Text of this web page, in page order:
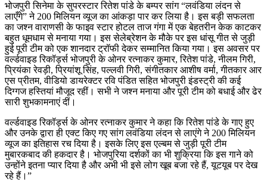
भोजपुरी सिनेमा के सुपरस्टार रितेश पांडे के बम्पर सांग “लवंडिया लंदन से
लाएँगे” ने 200 मिलियन व्यूज का आंकड़ा पार कर लिया है। इस बड़ी सफलता
का जश्न वाराणसी के फाइव स्टार होटल ताज गंगा में एक बेहतरीन केक काटकर
बहुत धूमधाम से मनाया गया। इस सेलेब्रेशन के मौके पर इस धांसू गीत से जुड़ी
हुई पूरी टीम को एक शानदार ट्रॉफी देकर सम्मानित किया गया। इस अवसर पर
वर्ल्डवाइड रिकॉर्ड्स भोजपुरी के ओनर रत्नाकर कुमार, रितेश पांडे, नीलम गिरी,
प्रियंका रेवड़ी, प्रियांशू सिंह, पल्लवी गिरी, संगीतकार आशीष वर्मा, गीतकार आर
एस प्रीतम, वीडियो डायरेक्टर रवि पंडित सहित भोजपुरी इंडस्ट्री की कई
दिग्गज हस्तियां मौजूद रहीं। सभी ने जश्न मनाया और पूरी टीम को बधाई और ढेर
सारी शुभकामनाएं दीं।
वर्ल्डवाइड रिकॉर्ड्स के ओनर रत्नाकर कुमार ने कहा कि रितेश पांडे के गाए हुए
और उनके द्वारा ही एक्ट किए गए सांग लवंडिया लंदन से लाएंगे ने 200 मिलियन
व्यूज का इतिहास रच दिया है। इसके लिए इस एल्बम से जुड़ी पूरी टीम
मुबारकबाद की हकदार है। भोजपुरिया दर्शकों का भी शुक्रिया कि इस गाने को
उन्होंने इतना प्यार दिया है और अभी भी इसे लोग खूब बजा रहे हैं, यूटयूब पर देख
रहे हैं।”